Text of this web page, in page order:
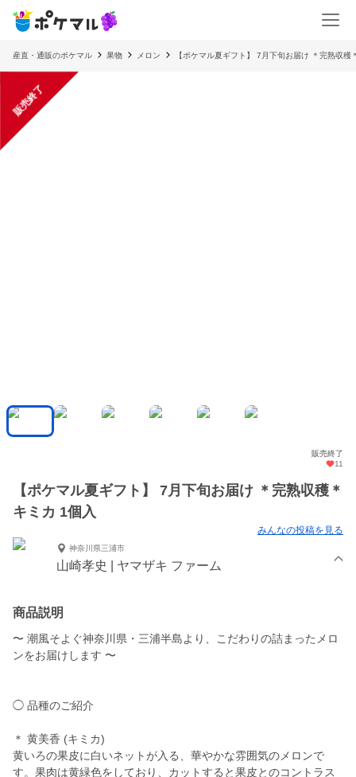
産直・通販のポケマル 果物 メロン 【ポケマル夏ギフト】 7月下旬お届け ＊完熟収穫
販売終了
販売終了
11
【ポケマル夏ギフト】 7月下旬お届け ＊完熟収穫＊
キミカ 1個入
みんなの投稿を見る
神奈川県三浦市
山崎孝史 | ヤマザキ ファーム
商品説明
〜 潮風そよぐ神奈川県・三浦半島より、こだわりの詰まったメロ
ンをお届けします 〜
◯ 品種のご紹介
＊ 黄美香 (キミカ)
黄いろの果皮に白いネットが入る、華やかな雰囲気のメロンで
す。果肉は黄緑色をしており、カットすると果皮とのコントラス